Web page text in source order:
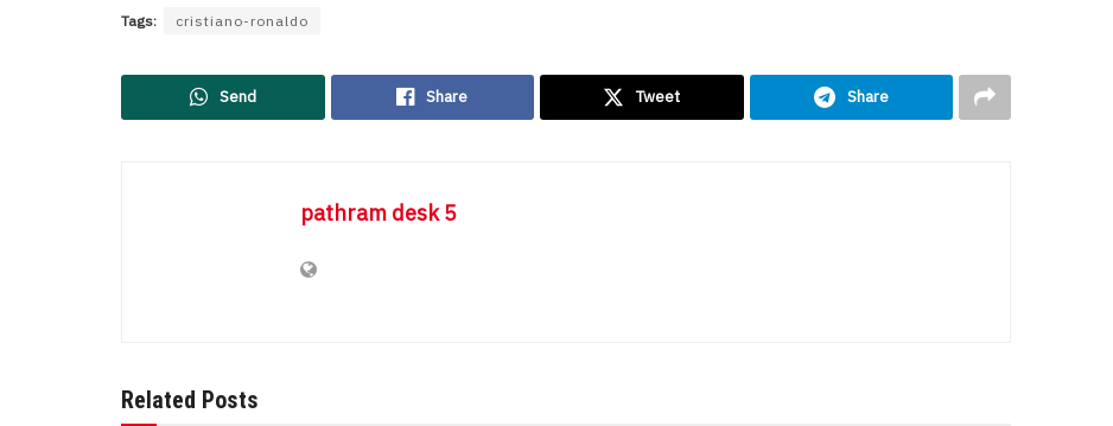
Tags: cristiano-ronaldo
Send Share Tweet Share
pathram desk 5
Related Posts